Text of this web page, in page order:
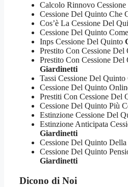
Calcolo Rinnovo
Cessione Del Quinto Che
Cos’è La Cessione Del
Cessione Del Quinto
Inps Cessione Del Quinto
Prestito Con Cessione Del
Prestito Con Cessione
Giardinetti
Tassi Cessione Del Quinto
Cessione Del Quinto
Prestiti Con Cessione Del
Cessione Del Quinto Più
Estinzione Cessione Del
Estinzione Anticipata
Giardinetti
Cessione Del Quinto Della
Cessione Del Quinto
Giardinetti
Dicono di Noi